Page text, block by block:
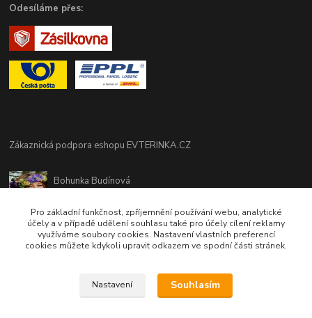
Odesíláme přes:
Zákaznická podpora eshopu EVTERINKA.CZ
Bohunka Budínová
(Po-Pá - 9:00-17:00hod, So 8:00-12:00hod)
obchod@evterinka.cz
Pro základní funkčnost, zpříjemnění používání webu, analytické
účely a v případě udělení souhlasu také pro účely cílení reklamy
využíváme soubory cookies. Nastavení vlastních preferencí
cookies můžete kdykoli upravit odkazem ve spodní části stránek.
Nastavení Souhlasím